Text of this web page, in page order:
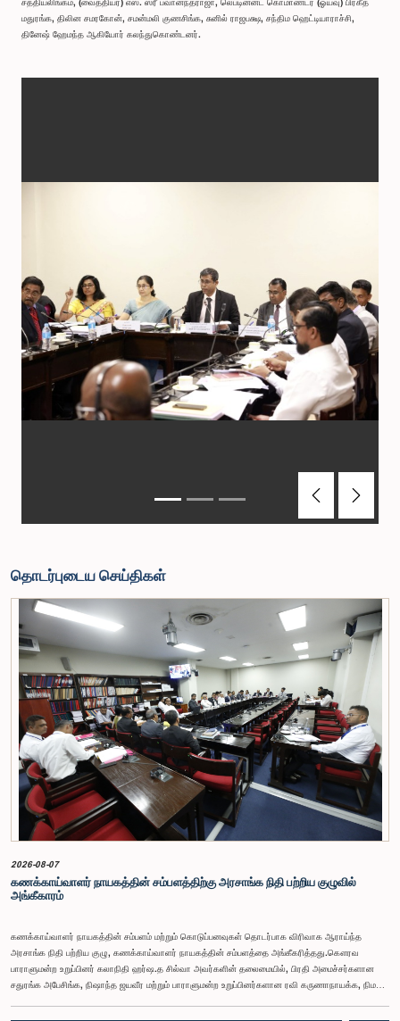
மதுரங்க, திலின சமரகோன், சமன்மலி குணசிங்க, சுனில் ராஜபக்ஷ, சந்திம ஹெட்டியாராச்சி,
தினேஷ் ஹேமந்த ஆகியோர் கலந்துகொண்டனர்.
PreviousNext
தொடர்புடைய செய்திகள்
2026-08-07
கணக்காய்வாளர் நாயகத்தின் சம்பளத்திற்கு அரசாங்க நிதி பற்றிய குழுவில்
அங்கீகாரம்
கணக்காய்வாளர் நாயகத்தின் சம்பளம் மற்றும் கொடுப்பனவுகள் தொடர்பாக விரிவாக ஆராய்ந்த
அரசாங்க நிதி பற்றிய குழு, கணக்காய்வாளர் நாயகத்தின் சம்பளத்தை அங்கீகரித்தது.கௌரவ
பாராளுமன்ற உறுப்பினர் கலாநிதி ஹர்ஷ.த சில்வா அவர்களின் தலைமையில், பிரதி அமைச்சர்களான
சதுரங்க அபேசிங்க, நிஷாந்த ஜயவீர மற்றும் பாராளுமன்ற உறுப்பினர்களான ரவி கருணாநாயக்க, நிமல்